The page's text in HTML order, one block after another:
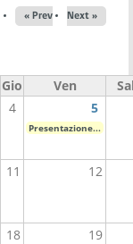
« Prev Next »
Gio Ven
4 5
Presentazione...
11 12
18 19